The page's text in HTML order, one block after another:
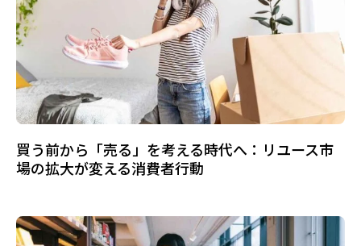
買う前から「売る」を考える時代へ：リユース市
場の拡大が変える消費者行動